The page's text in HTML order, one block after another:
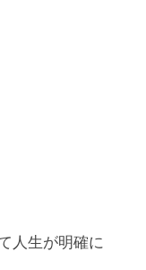
人生が明確に